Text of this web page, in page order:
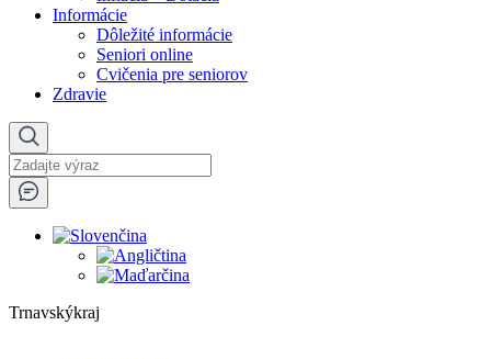
Informácie
Dôležité informácie
Seniori online
Cvičenia pre seniorov
Zdravie
Trnavskýkraj